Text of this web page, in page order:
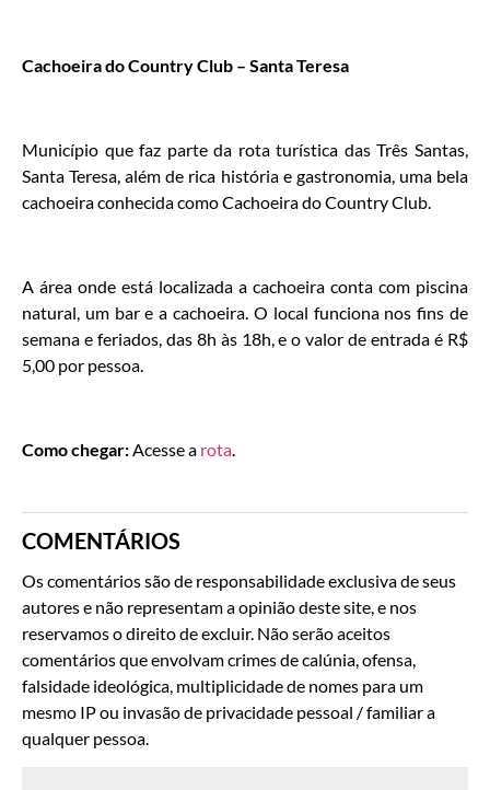
Cachoeira do Country Club – Santa Teresa
Município que faz parte da rota turística das Três Santas,
Santa Teresa, além de rica história e gastronomia, uma bela
cachoeira conhecida como Cachoeira do Country Club.
A área onde está localizada a cachoeira conta com piscina
natural, um bar e a cachoeira. O local funciona nos fins de
semana e feriados, das 8h às 18h, e o valor de entrada é R$
5,00 por pessoa.
Como chegar: Acesse a rota
COMENTÁRIOS
Os comentários são de responsabilidade exclusiva de seus
autores e não representam a opinião deste site, e nos
reservamos o direito de excluir. Não serão aceitos
comentários que envolvam crimes de calúnia, ofensa,
falsidade ideológica, multiplicidade de nomes para um
mesmo IP ou invasão de privacidade pessoal / familiar a
qualquer pessoa.